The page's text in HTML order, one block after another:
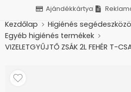
Ajándékkártya
Kezdőlap
Higiénés
Egyéb higiénés termékek
VIZELETGYŰJTŐ ZSÁK 2L FEHÉR T-